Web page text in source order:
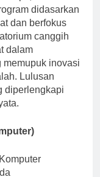
Sipil, Teknik
didasarkan
dan berfokus
canggih
dalam
inovasi
Lulusan